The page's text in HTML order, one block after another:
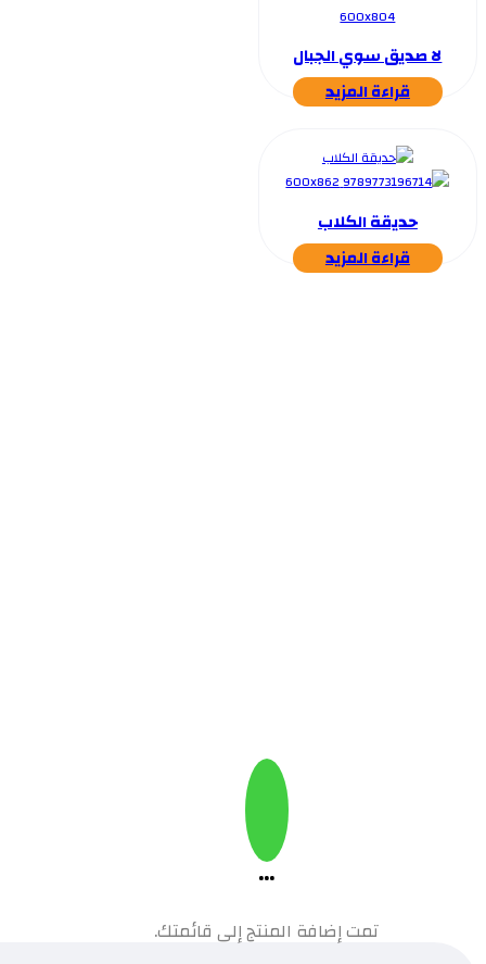
لا صديق سوي الجبال
قراءة المزيد
حديقة الكلاب
قراءة المزيد
...
تمت إضافة المنتج إلى قائمتك.